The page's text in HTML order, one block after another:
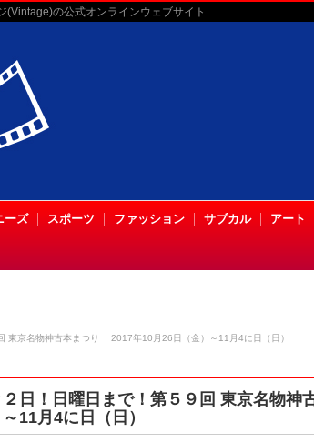
(Vintage)の公式オンラインウェブサイト
ーズ スポーツ ファッション サブカル アート
東京名物神古本まつり 2017年10月26日（金）～11月4に日（日）
２日！日曜日まで！第５９回 東京名物
11月4に日（日）